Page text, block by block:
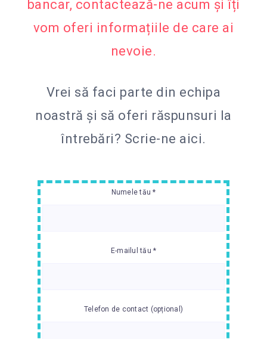
bancar, contactează-ne acum și îți
vom oferi informațiile de care ai
nevoie.
Vrei să faci parte din echipa
noastră și să oferi răspunsuri la
întrebări? Scrie-ne aici.
Numele tău *
E-mailul tău *
Telefon de contact (opțional)